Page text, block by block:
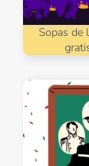
Sopas de